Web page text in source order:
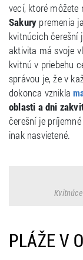
vecí, ktoré
Sakury premenia
kvitnúcich čerešní
aktivita má svoje
kvitnú v priebehu
správou je, že v
dokonca vznikla
oblasti a dni
čerešní je
inak nasvietené.
PLÁŽE V